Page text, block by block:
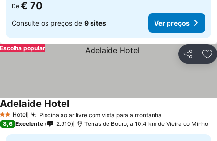
De € 70
Consulte os preços de 9 sites Ver preços
Partilhar
Escolha popular
2 Estrelas
Hotel Piscina ao ar livre com vista para a montanha
Adelaide HotelVer preços
8,6 Excelente 2.910 Terras de Bouro, a 10.4 km de Vieira do Minho